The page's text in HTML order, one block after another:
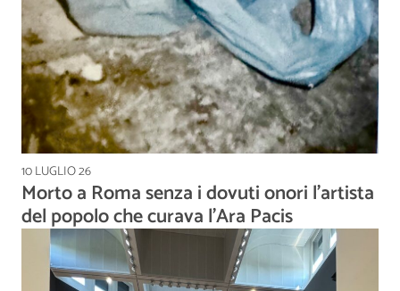
10 LUGLIO 26
Morto a Roma senza i dovuti onori l’artista
del popolo che curava l’Ara Pacis